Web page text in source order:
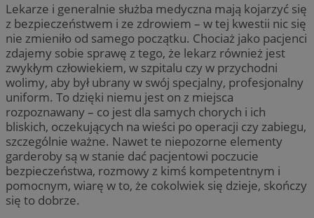
Lekarze i generalnie służba medyczna mają kojarzyć się
z bezpieczeństwem i ze zdrowiem – w tej kwestii nic się
nie zmieniło od samego początku. Chociaż jako pacjenci
zdajemy sobie sprawę z tego, że lekarz również jest
zwykłym człowiekiem, w szpitalu czy w przychodni
wolimy, aby był ubrany w swój specjalny, profesjonalny
uniform. To dzięki niemu jest on z miejsca
rozpoznawany – co jest dla samych chorych i ich
bliskich, oczekujących na wieści po operacji czy zabiegu,
szczególnie ważne. Nawet te niepozorne elementy
garderoby są w stanie dać pacjentowi poczucie
bezpieczeństwa, rozmowy z kimś kompetentnym i
pomocnym, wiarę w to, że cokolwiek się dzieje, skończy
się to dobrze.